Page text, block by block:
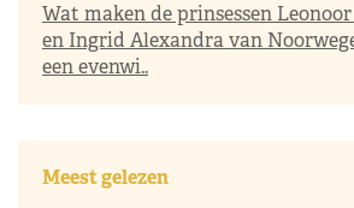
Wat maken de prinsessen
en Ingrid Alexandra van
een evenwi..
Meest gelezen